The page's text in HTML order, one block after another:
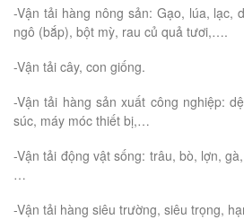
-Vận tải hàng nông sản: Gạo, lúa, lạc,
ngô (bắp), bột mỳ, rau củ quả tươi,….
-Vận tải cây, con giống.
-Vận tải hàng sản xuất công nghiệp:
súc, máy móc thiết bị,…
-Vận tải động vật sống: trâu, bò, lợn,
…
-Vận tải hàng siêu trường, siêu trọng,